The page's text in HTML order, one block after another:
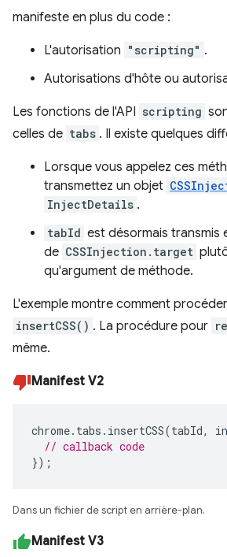
manifeste en plus du code :
L'autorisation "scripting" .
Autorisations d'hôte ou
Les fonctions de l'API scripting
celles de tabs . Il existe quelques
Lorsque vous appelez ces
transmettez un objet
InjectDetails .
tabId est désormais transmis
de CSSInjection.target
qu'argument de méthode.
L'exemple montre comment
insertCSS() . La procédure pour
même.
Manifest V2
chrome. tabs . insertCSS(tabId,
// callback code
});
Dans un fichier de script en arrière-plan.
Manifest V3